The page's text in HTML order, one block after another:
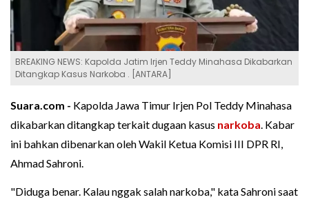
BREAKING NEWS: Kapolda Jatim Irjen Teddy Minahasa Dikabarkan
Ditangkap Kasus Narkoba . [ANTARA]
Suara.com - Kapolda Jawa Timur Irjen Pol Teddy Minahasa
dikabarkan ditangkap terkait dugaan kasus narkoba. Kabar
ini bahkan dibenarkan oleh Wakil Ketua Komisi III DPR RI,
Ahmad Sahroni.
"Diduga benar. Kalau nggak salah narkoba," kata Sahroni saat